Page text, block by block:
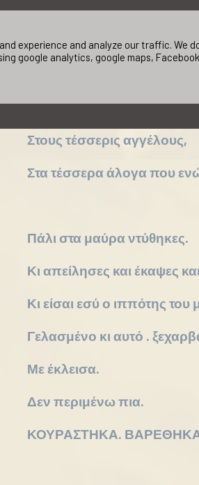
Αν αντέχεις
Πάρ’ το .
Τη σκόνη του φύσηξε στα
Στους τέσσερις αγγέλους,
Στα τέσσερα άλογα που
Πάλι στα μαύρα ντύθηκες.
Κι απείλησες και έκαψες
Κι είσαι εσύ ο ιππότης
Γελασμένο κι αυτό .
Με έκλεισα.
Δεν περιμένω πια.
ΚΟΥΡΑΣΤΗΚΑ.
experience and analyze our traffic. We
google analytics, google maps,